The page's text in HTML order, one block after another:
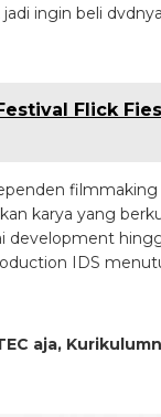
ingin beli
Flick
filmmaking
karya yang
development
IDS
aja,